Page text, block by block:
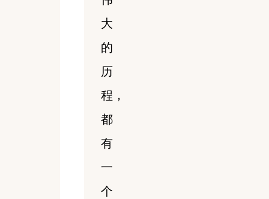
大
的
历
程，
都
有
一
个